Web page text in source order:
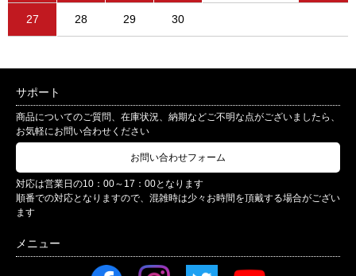
27 28 29 30
サポート
商品についてのご質問、在庫状況、納期などご不明な点がございましたら、
お気軽にお問い合わせください
お問い合わせフォーム
対応は営業日の10：00～17：00となります
順番での対応となりますので、混雑時は少々お時間を頂戴する場合がござい
ます